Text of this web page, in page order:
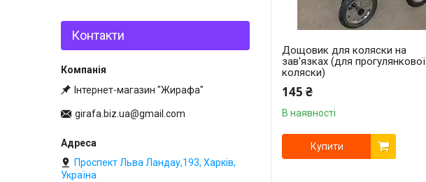
Дощовик для коляски на
зав'язках (для прогулянкової
коляски)
145 ₴
В наявності
Купити
Контакти
Інтернет-магазин "Жирафа"
girafa.biz.ua@gmail.com
Проспект Льва Ландау,193, Харків,
Україна